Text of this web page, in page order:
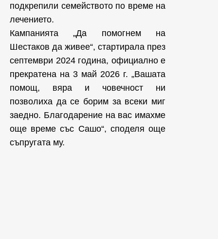
подкрепили семейството по време на
лечението.
Кампанията „Да помогнем на
Шестаков да живее“, стартирала през
септември 2024 година, официално е
прекратена на 3 май 2026 г. „Вашата
помощ, вяра и човечност ни
позволиха да се борим за всеки миг
заедно. Благодарение на вас имахме
още време със Сашо“, споделя още
съпругата му.